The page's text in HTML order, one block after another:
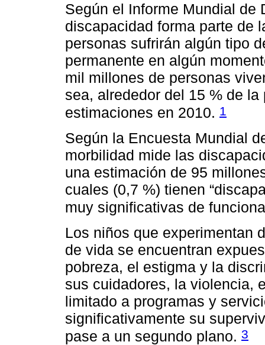
Según el Informe Mundial de
discapacidad forma parte de
personas sufrirán algún tipo
permanente en algún
mil millones de personas
sea, alrededor del 15 % de
estimaciones en 2010. 1
Según la Encuesta Mundial
morbilidad mide las
una estimación de 95
cuales (0,7 %) tienen
muy significativas de
Los niños que experimentan
de vida se encuentran
pobreza, el estigma y la
sus cuidadores, la violencia,
limitado a programas y
significativamente su
pase a un segundo plano. 3